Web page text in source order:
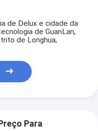
de Delux e cidade da
de GuanLan,
de Longhua,
Para